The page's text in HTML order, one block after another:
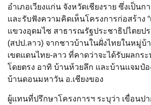
อำเภอเวียงแก่น จังหวัดเชียงราย ซึ่งเป็นก
และรับฟังความคิดเห็นโครงการก่อสร้าง
แขวงอุดมไซ สาธารณรัฐประชาธิปไตยป
(สปป.ลาว) จากชาวบ้านในฝั่งไทยในหมู่บ้
เขตแดนไทย-ลาว ที่คาดว่าจะได้รับผลกร
โดยตรง อาทิ บ้านห้วยลึก และบ้านแจมป๋อ
บ้านดอนมหาวัน อ.เชียงของ
ผู้แทนที่ปรึกษาโครงการฯ ระบุว่า เขื่อนป